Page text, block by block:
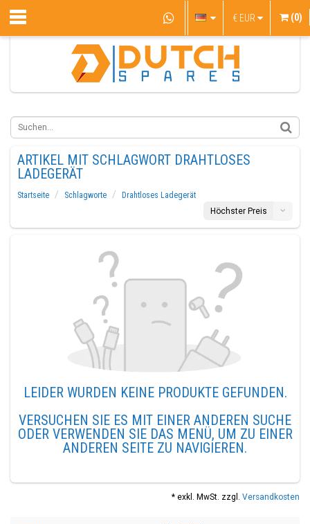
€ EUR (0)
ARTIKEL MIT SCHLAGWORT DRAHTLOSES
LADEGERÄT
Startseite Schlagworte
Drahtloses Ladegerät
Höchster Preis
LEIDER WURDEN KEINE PRODUKTE GEFUNDEN.
VERSUCHEN SIE ES MIT EINER ANDEREN SUCHE
ODER VERWENDEN SIE DAS MENÜ, UM ZU EINER
ANDEREN SEITE ZU NAVIGIEREN.
* exkl. MwSt. zzgl. Versandkosten